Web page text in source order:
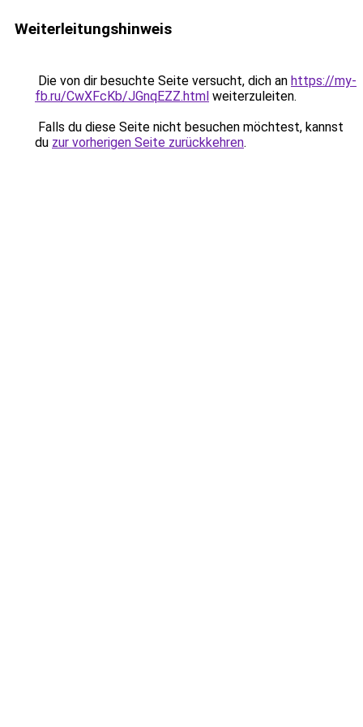
Weiterleitungshinweis
Die von dir besuchte Seite versucht, dich an https://my-
fb.ru/CwXFcKb/JGnqEZZ.html weiterzuleiten.
Falls du diese Seite nicht besuchen möchtest, kannst
du zur vorherigen Seite zurückkehren.